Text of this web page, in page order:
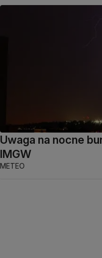
Uwaga na nocne
IMGW
METEO